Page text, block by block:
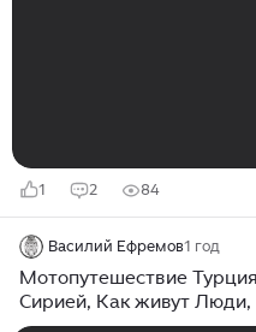
1 2 84
Василий Ефремов1 год
Мотопутешествие
Сирией, Как живут